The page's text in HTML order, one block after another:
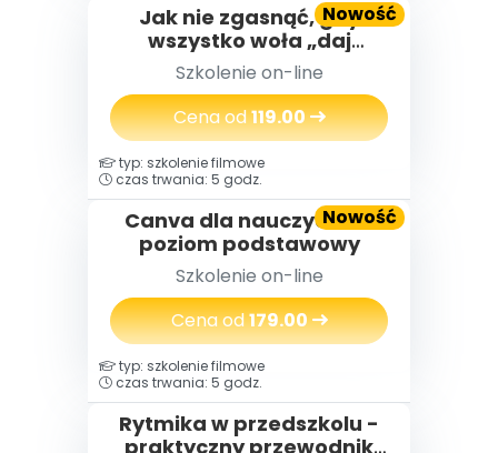
Nowość
Jak nie zgasnąć, gdy
wszystko woła „daj
więcej” – o wypaleniu
zawodowym
nauczycielek i nauczycieli,
którzy za długo byli silni
Szkolenie on-line
Cena od119.00
Nowość
typ: szkolenie filmowe
czas trwania: 5 godz.
Canva dla nauczycieli -
poziom podstawowy
Szkolenie on-line
Cena od179.00
typ: szkolenie filmowe
czas trwania: 5 godz.
Rytmika w przedszkolu -
praktyczny przewodnik